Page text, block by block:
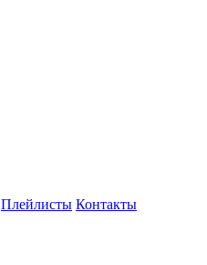
Плейлисты Контакты